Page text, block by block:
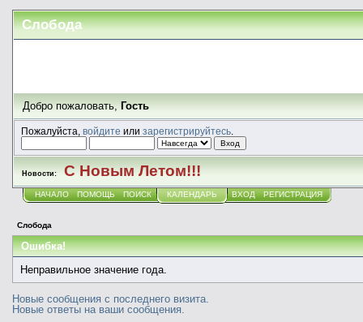
Слобода
Добро пожаловать,Гость
Пожалуйста, войдите или зарегистрируйтесь.
Новости: С Новым Летом!!!
НАЧАЛО ПОМОЩЬ ПОИСК КАЛЕНДАРЬ ВХОД РЕГИСТРАЦИЯ
Слобода
Ошибка!
Неправильное значение года.
Новые сообщения с последнего визита.
Новые ответы на ваши сообщения.